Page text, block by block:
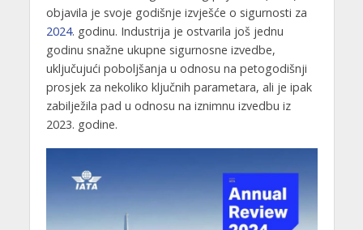
objavila je svoje godišnje izvješće o sigurnosti za
2024. godinu. Industrija je ostvarila još jednu
godinu snažne ukupne sigurnosne izvedbe,
uključujući poboljšanja u odnosu na petogodišnji
prosjek za nekoliko ključnih parametara, ali je ipak
zabilježila pad u odnosu na iznimnu izvedbu iz
2023. godine.